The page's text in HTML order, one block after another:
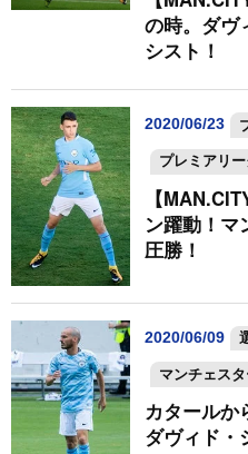
の時。ダヴ
シスト！
2020/06/23
プレミアリ
【
ン躍動！マ
圧勝！
2020/06/09
マンチェス
カタールか
ダヴィド・